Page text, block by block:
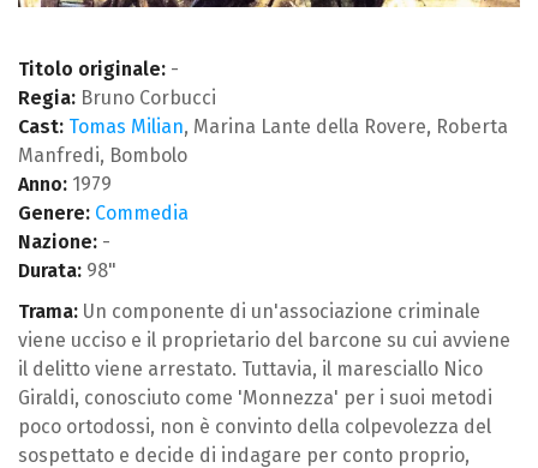
Titolo originale: -
Regia: Bruno Corbucci
Cast: Tomas Milian, Marina Lante della Rovere, Roberta
Manfredi, Bombolo
Anno: 1979
Genere: Commedia
Nazione: -
Durata: 98"
Trama: Un componente di un'associazione criminale
viene ucciso e il proprietario del barcone su cui avviene
il delitto viene arrestato. Tuttavia, il maresciallo Nico
Giraldi, conosciuto come 'Monnezza' per i suoi metodi
poco ortodossi, non è convinto della colpevolezza del
sospettato e decide di indagare per conto proprio,